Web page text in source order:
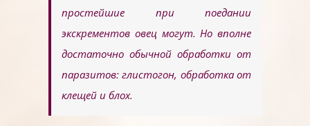
простейшие при поедании
экскрементов овец могут. Но вполне
достаточно обычной обработки от
паразитов: глистогон, обработка от
клещей и блох.